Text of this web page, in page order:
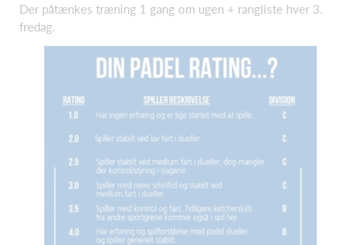
Der påtænkes træning 1 gang om ugen + rangliste hver 3.
fredag.